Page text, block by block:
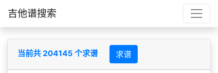
吉他谱搜索
当前共 204145 个求谱 求谱